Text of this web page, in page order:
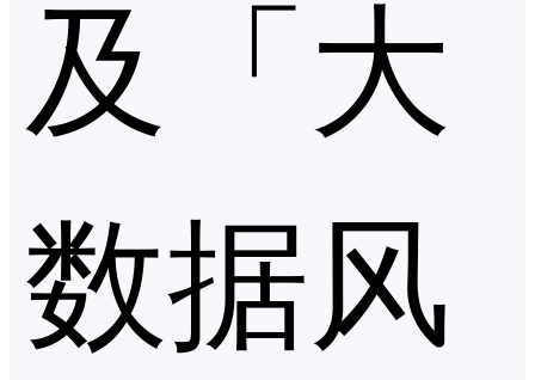
及「大
数据风